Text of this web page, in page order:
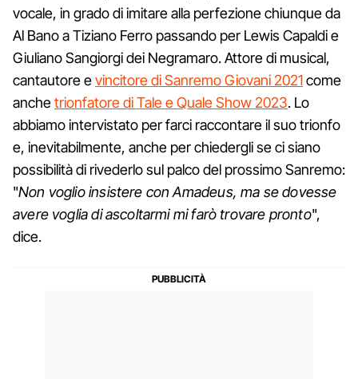
vocale, in grado di imitare alla perfezione chiunque da
Al Bano a Tiziano Ferro passando per Lewis Capaldi e
Giuliano Sangiorgi dei Negramaro. Attore di musical,
cantautore evincitore di Sanremo Giovani 2021come
anchetrionfatore di Tale e Quale Show 2023. Lo
abbiamo intervistato per farci raccontare il suo trionfo
e, inevitabilmente, anche per chiedergli se ci siano
possibilità di rivederlo sul palco del prossimo Sanremo:
"Non voglio insistere con Amadeus, ma se dovesse
avere voglia di ascoltarmi mi farò trovare pronto",
dice.